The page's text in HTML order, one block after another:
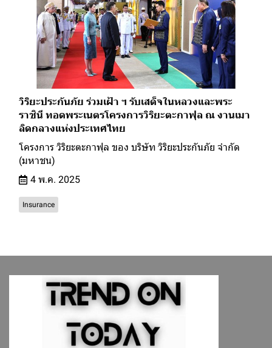
วิริยะประกันภัย ร่วมเฝ้า ฯ รับเสด็จในหลวงและพระ
ราชินี ทอดพระเนตรโครงการวิริยะตะกาฟุล ณ งานเมา
ลิดกลางแห่งประเทศไทย
โครงการ วิริยะตะกาฟุล ของ บริษัท วิริยะประกันภัย จำกัด
(มหาชน)
4 พ.ค. 2025
Insurance